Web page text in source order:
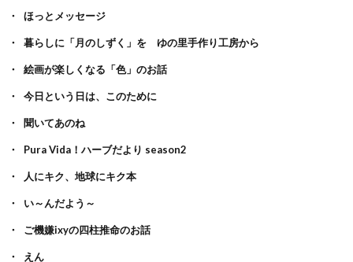
ほっとメッセージ
暮らしに「月のしずく」を ゆの里手作り工房から
絵画が楽しくなる「色」のお話
今日という日は、このために
聞いてあのね
Pura Vida！ハーブだより season2
人にキク、地球にキク本
い～んだよう～
ご機嫌ixyの四柱推命のお話
えん